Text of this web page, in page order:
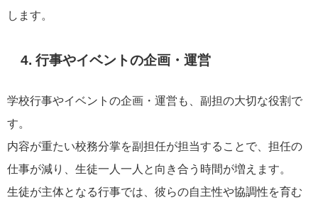
します。
4. 行事やイベントの企画・運営
学校行事やイベントの企画・運営も、副担の大切な役割で
す。
内容が重たい校務分掌を副担任が担当することで、担任の
仕事が減り、生徒一人一人と向き合う時間が増えます。
生徒が主体となる行事では、彼らの自主性や協調性を育む